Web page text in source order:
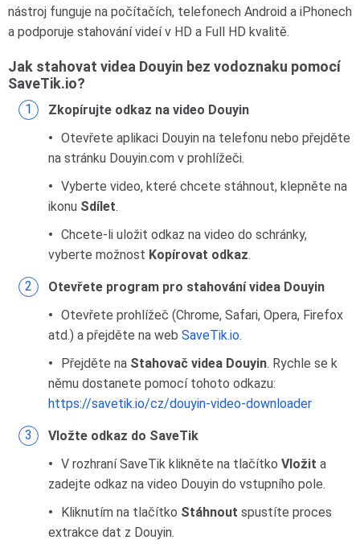
nástroj funguje na počítačích, telefonech Android a iPhonech
a podporuje stahování videí v HD a Full HD kvalitě.
Jak stahovat videa Douyin bez vodoznaku pomocí
SaveTik.io?
Zkopírujte odkaz na video Douyin
Otevřete aplikaci Douyin na telefonu nebo přejděte
na stránku Douyin.com v prohlížeči.
Vyberte video, které chcete stáhnout, klepněte na
ikonu Sdílet.
Chcete-li uložit odkaz na video do schránky,
vyberte možnost Kopírovat odkaz.
Otevřete program pro stahování videa Douyin
Otevřete prohlížeč (Chrome, Safari, Opera, Firefox
atd.) a přejděte na web SaveTik.io.
Přejděte na Stahovač videa Douyin. Rychle se k
němu dostanete pomocí tohoto odkazu:
https://savetik.io/cz/douyin-video-downloader
Vložte odkaz do SaveTik
V rozhraní SaveTik klikněte na tlačítko Vložit a
zadejte odkaz na video Douyin do vstupního pole.
Kliknutím na tlačítko Stáhnout spustíte proces
extrakce dat z Douyin.